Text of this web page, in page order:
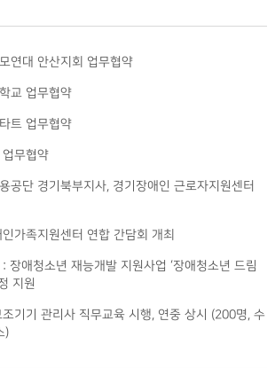
연대 안산지회 업무협약
교 업무협약
트 업무협약
무협약
공단 경기북부지사, 경기장애인 근로자지원센터
가족지원센터 연합 간담회 개최
장애청소년 재능개발 지원사업 ‘장애청소년 드림
지원
기기 관리사 직무교육 시행, 연중 상시 (200명, 수
)